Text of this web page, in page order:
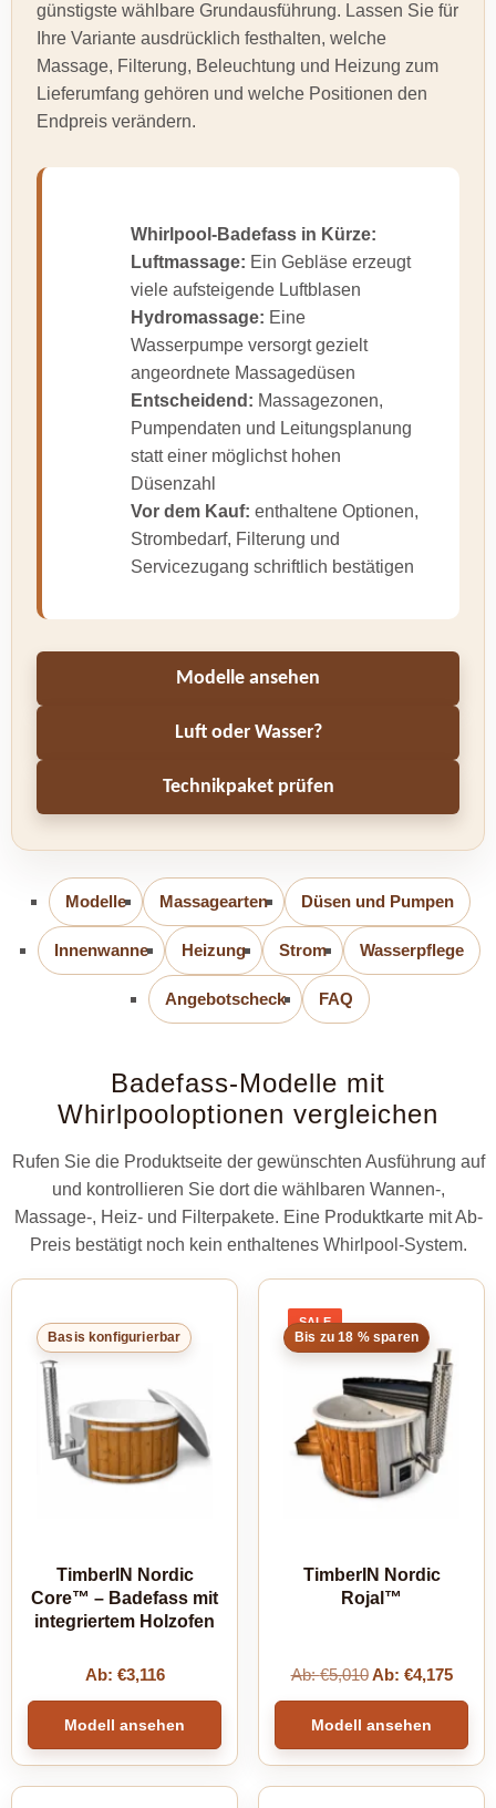
günstigste wählbare Grundausführung. Lassen Sie für
Ihre Variante ausdrücklich festhalten, welche
Massage, Filterung, Beleuchtung und Heizung zum
Lieferumfang gehören und welche Positionen den
Endpreis verändern.
Whirlpool-Badefass in Kürze:
Luftmassage: Ein Gebläse erzeugt
viele aufsteigende Luftblasen
Hydromassage: Eine
Wasserpumpe versorgt gezielt
angeordnete Massagedüsen
Entscheidend: Massagezonen,
Pumpendaten und Leitungsplanung
statt einer möglichst hohen
Düsenzahl
Vor dem Kauf: enthaltene Optionen,
Strombedarf, Filterung und
Servicezugang schriftlich bestätigen
Modelle ansehen
Luft oder Wasser?
Technikpaket prüfen
Modelle Massagearten Düsen und Pumpen
Innenwanne Heizung Strom Wasserpflege
Angebotscheck FAQ
Badefass-Modelle mit
Whirlpooloptionen vergleichen
Rufen Sie die Produktseite der gewünschten Ausführung auf
und kontrollieren Sie dort die wählbaren Wannen-,
Massage-, Heiz- und Filterpakete. Eine Produktkarte mit Ab-
Preis bestätigt noch kein enthaltenes Whirlpool-System.
Basis konfigurierbar
TimberIN Nordic
Core™ – Badefass mit
integriertem Holzofen
Ab: €3,116
Modell ansehen
SALEPRODUCT
ON
SALE
Bis zu 18 % sparen
TimberIN Nordic
Rojal™
Ab:€5,010 Ab: €4,175
Modell ansehen